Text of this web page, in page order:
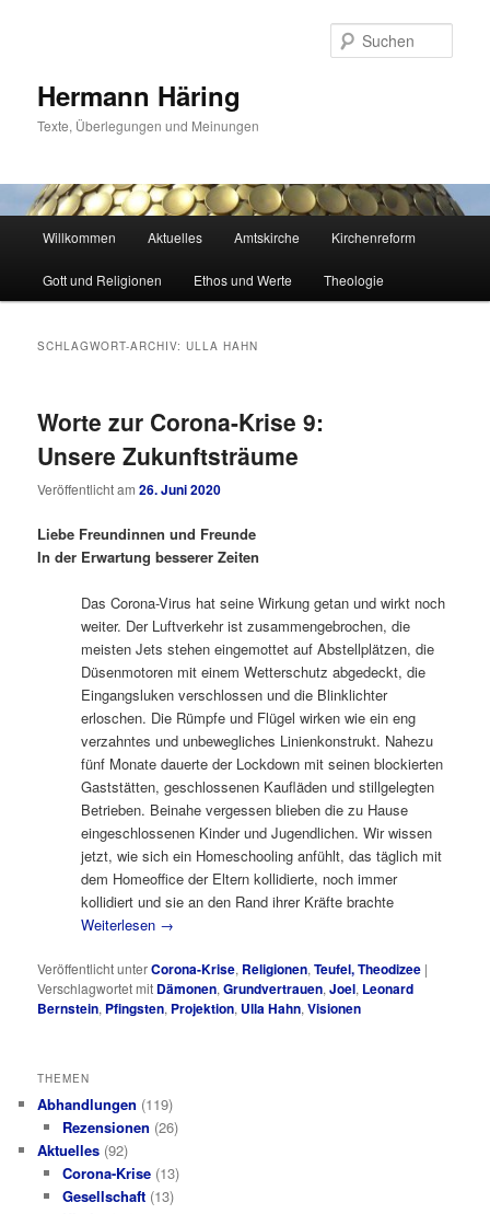
Hermann Häring
Texte, Überlegungen und Meinungen
Willkommen Aktuelles Amtskirche Kirchenreform
Gott und Religionen Ethos und Werte Theologie
SCHLAGWORT-ARCHIV:ULLA HAHN
Worte zur Corona-Krise 9:
Unsere Zukunftsträume
Veröffentlicht am26. Juni 2020
Liebe Freundinnen und Freunde
In der Erwartung besserer Zeiten
Das Corona-Virus hat seine Wirkung getan und wirkt noch
weiter. Der Luftverkehr ist zusammengebrochen, die
meisten Jets stehen eingemottet auf Abstellplätzen, die
Düsenmotoren mit einem Wetterschutz abgedeckt, die
Eingangsluken verschlossen und die Blinklichter
erloschen. Die Rümpfe und Flügel wirken wie ein eng
verzahntes und unbewegliches Linienkonstrukt. Nahezu
fünf Monate dauerte der Lockdown mit seinen blockierten
Gaststätten, geschlossenen Kaufläden und stillgelegten
Betrieben. Beinahe vergessen blieben die zu Hause
eingeschlossenen Kinder und Jugendlichen. Wir wissen
jetzt, wie sich ein Homeschooling anfühlt, das täglich mit
dem Homeoffice der Eltern kollidierte, noch immer
kollidiert und sie an den Rand ihrer Kräfte brachte
Weiterlesen →
Veröffentlicht unterCorona-Krise, Religionen,Teufel, Theodizee |
Verschlagwortet mit Dämonen,Grundvertrauen,Joel, Leonard
Bernstein, Pfingsten, Projektion, Ulla Hahn,Visionen
THEMEN
Abhandlungen (119)
Rezensionen (26)
Aktuelles (92)
Corona-Krise(13)
Gesellschaft(13)